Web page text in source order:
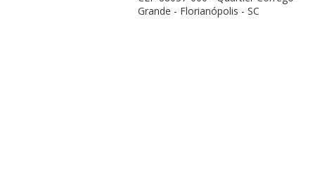
Grande - Florianópolis - SC